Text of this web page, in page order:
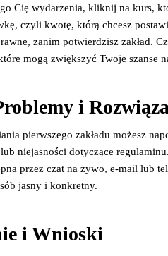
Cię wydarzenia, kliknij na kurs,
czyli kwotę, którą chcesz
zanim potwierdzisz zakład.
mogą zwiększyć Twoje szanse
i
pierwszego zakładu możesz
niejasności dotyczące
przez czat na żywo, e-mail lub
jasny i konkretny.
i Wnioski